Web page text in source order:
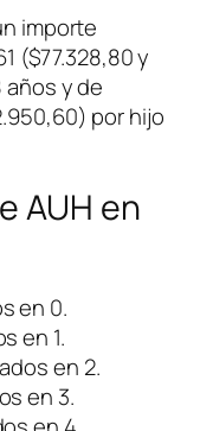
importe
($77.328,80 y
años y de
por hijo
AUH en
en 0.
en 1.
en 2.
en 3.